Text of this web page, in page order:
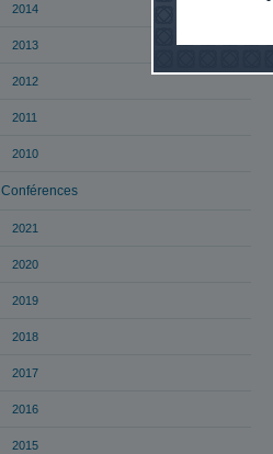
2014
2013
2012
2011
2010
Conférences
2021
2020
2019
2018
2017
2016
2015